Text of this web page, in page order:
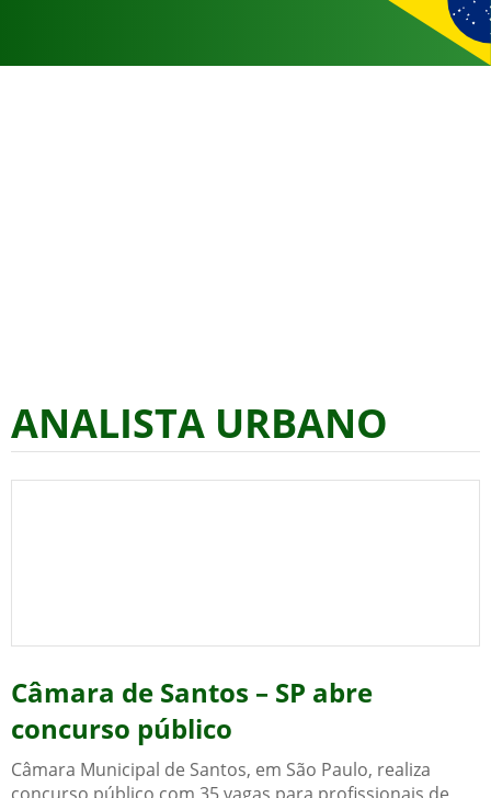
ANALISTA URBANO
Câmara de Santos – SP abre
concurso público
Câmara Municipal de Santos, em São Paulo, realiza